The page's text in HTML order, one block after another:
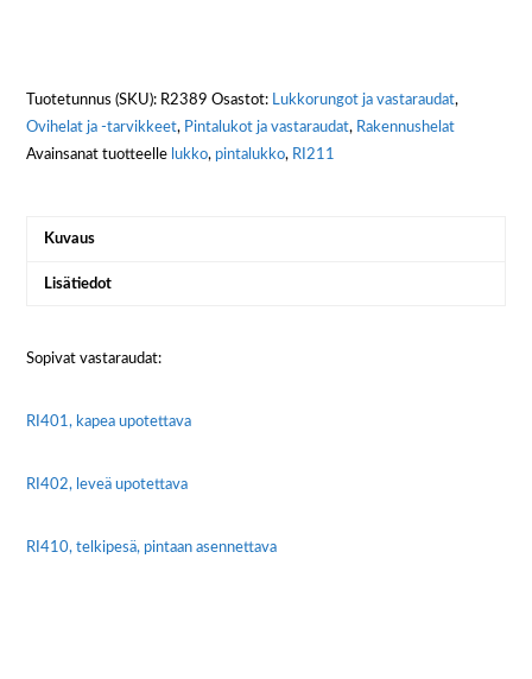
Tuotetunnus (SKU): R2389 Osastot: Lukkorungot ja vastaraudat,
Ovihelat ja -tarvikkeet, Pintalukot ja vastaraudat, Rakennushelat
Avainsanat tuotteelle lukko, pintalukko, RI211
Kuvaus
Lisätiedot
Sopivat vastaraudat:
RI401, kapea upotettava
RI402, leveä upotettava
RI410, telkipesä, pintaan asennettava